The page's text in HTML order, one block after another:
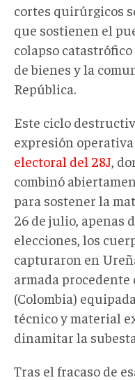
cortes quirúrgicos
que sostienen el
colapso
de bienes y la
República.
Este ciclo
expresión
electoral del 28J ,
combinó
para sostener la
26 de julio, apenas
elecciones, los
capturaron en
armada
(Colombia)
técnico y material
dinamitar la
Tras el fracaso de